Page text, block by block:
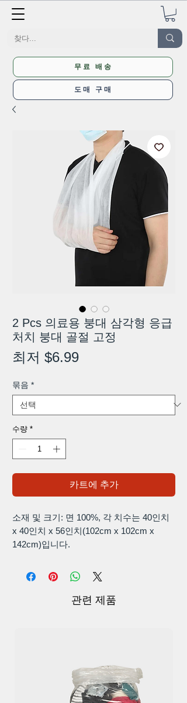
무료 배송
도매 구매
2 Pcs 의료용 붕대 삼각형 응급
처치 붕대 골절 고정
최저 $6.99할
가
묶음 *
수량 *
카트에 추가
소재 및 크기: 면 100%, 각 치수는 40인치
x 40인치 x 56인치(102cm x 102cm x
142cm)입니다.
안전핀 2개 포함 : 각 폴리백에는 삼각형
붕대 1개와 안전핀 2개가 들어 있어 붕대
를 제자리에 쉽게 고정할 수 있습니다.
관련 제품